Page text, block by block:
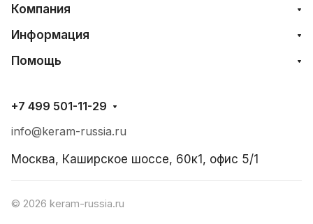
Компания
Информация
Помощь
+7 499 501-11-29
info@keram-russia.ru
Москва, Каширское шоссе, 60к1, офис 5/1
© 2026 keram-russia.ru